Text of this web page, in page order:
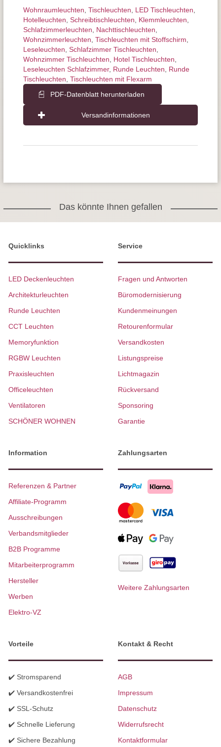
Wohnraum­leuchten Tisch­leuchten LED Tischleuchten
Hotelleuchten Schreibtisch­leuchten Klemmleuchten
Schlafzimmer­leuchten
Nachttisch­leuchten
Wohnzimmer­leuchten Tischleuchten mit Stoffschirm
Leseleuchten Schlafzimmer Tischleuchten
Wohnzimmer Tischleuchten
Hotel Tischleuchten
Leseleuchten Schlafzimmer, Runde Leuchten
Runde
Tischleuchten Tischleuchten mit Flexarm
PDF-Datenblatt herunterladen
Versandinformationen
Das könnte Ihnen gefallen
Quicklinks
LED Deckenleuchten
Architekturleuchten
Runde Leuchten
CCT Leuchten
Memoryfunktion
RGBW Leuchten
Praxisleuchten
Officeleuchten
Ventilatoren
SCHÖNER WOHNEN
Service
Fragen und Antworten
Büromodernisierung
Kundenmeinungen
Retourenformular
Versandkosten
Listungspreise
Lichtmagazin
Rückversand
Sponsoring
Garantie
Information
Referenzen & Partner
Affiliate-Programm
Ausschreibungen
Verbandsmitglieder
B2B Programme
Mitarbeiterprogramm
Hersteller
Werben
Elektro-VZ
Zahlungsarten
Weitere Zahlungsarten
Vorteile
✔️ Stromsparend
✔️ Versandkostenfrei
✔️ SSL-Schutz
✔️ Schnelle Lieferung
✔️ Sichere Bezahlung
Kontakt & Recht
AGB
Impressum
Datenschutz
Widerrufsrecht
Kontaktformular